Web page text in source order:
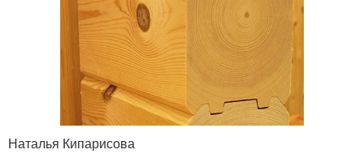
Наталья Кипарисова